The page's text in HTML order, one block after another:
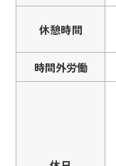
休憩時間
時間外労働